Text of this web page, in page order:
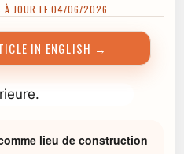
JOUR LE 04/06/2026
IN ENGLISH →
lieu de construction